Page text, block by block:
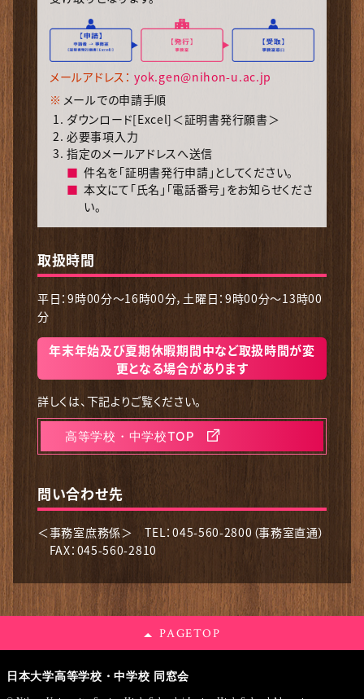
メールアドレス：yok.gen@nihon-u.ac.jp
メールでの申請手順
ダウンロード[Excel]＜証明書発行願書＞
必要事項入力
指定のメールアドレスへ送信
件名を「証明書発行申請」としてください。
本文にて「氏名」「電話番号」をお知らせくださ
い。
取扱時間
平日：9時00分～16時00分，土曜日：9時00分～13時00
分
年末年始及び夏期休暇期間中など取扱時間が変
更となる場合があります
詳しくは、下記よりご覧ください。
高等学校・中学校TOP
問い合わせ先
＜事務室庶務係＞TEL：045-560-2800（事務室直通）
FAX：045-560-2810
PAGETOP
日本大学高等学校・中学校 同窓会